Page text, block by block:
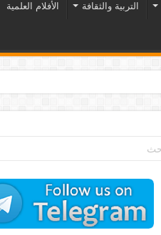
التربية والثقافة الأفلام العلمية